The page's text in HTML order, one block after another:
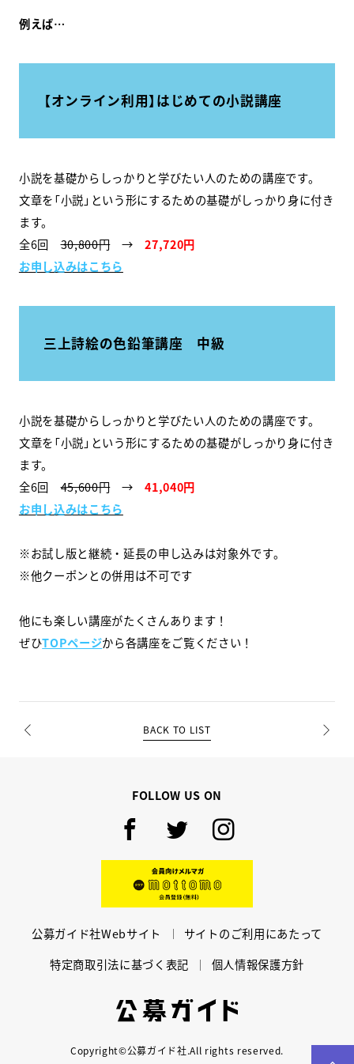
例えば…
【オンライン利用】はじめての小説講座
小説を基礎からしっかりと学びたい人のための講座です。
文章を「小説」という形にするための基礎がしっかり身に付き
ます。
全6回30,800円→27,720円
お申し込みはこちら
三上詩絵の色鉛筆講座 中級
小説を基礎からしっかりと学びたい人のための講座です。
文章を「小説」という形にするための基礎がしっかり身に付き
ます。
全6回45,600円→41,040円
お申し込みはこちら
※お試し版と継続・延長の申し込みは対象外です。
※他クーポンとの併用は不可です
他にも楽しい講座がたくさんあります！
ぜひTOPページから各講座をご覧ください！
BACK TO LIST
FOLLOW US ON
Facebook
TwitterInstagram
公募ガイド
公募ガイド社Webサイト
サイトのご利用にあたって
特定商取引法に基づく表記
個人情報保護方針
Copyright©公募ガイド社.All rights reserved.